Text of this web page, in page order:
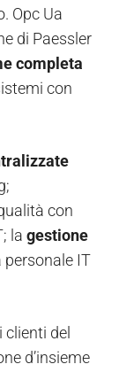
Opc Ua
di Paessler
completa
con
con
la gestione
IT
clienti del
d’insieme